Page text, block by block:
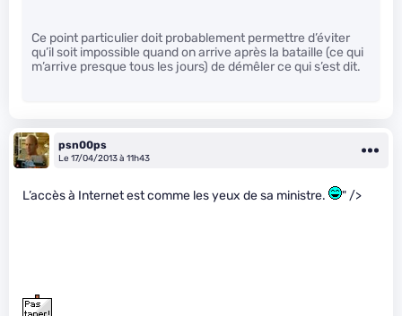
Ce point particulier doit probablement permettre d’éviter
qu’il soit impossible quand on arrive après la bataille (ce qui
m’arrive presque tous les jours) de démêler ce qui s’est dit.
psn00ps
Le 17/04/2013 à 11h43
L’accès à Internet est comme les yeux de sa ministre. " />